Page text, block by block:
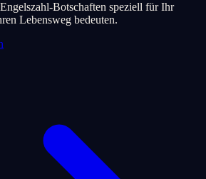
Botschaften speziell für Ihr
Lebensweg bedeuten.